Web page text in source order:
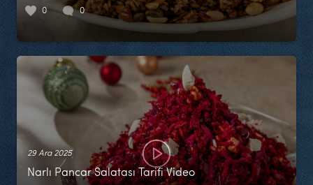
0 0
29 Ara 2025
Narlı Pancar Salatası Tarifi Video